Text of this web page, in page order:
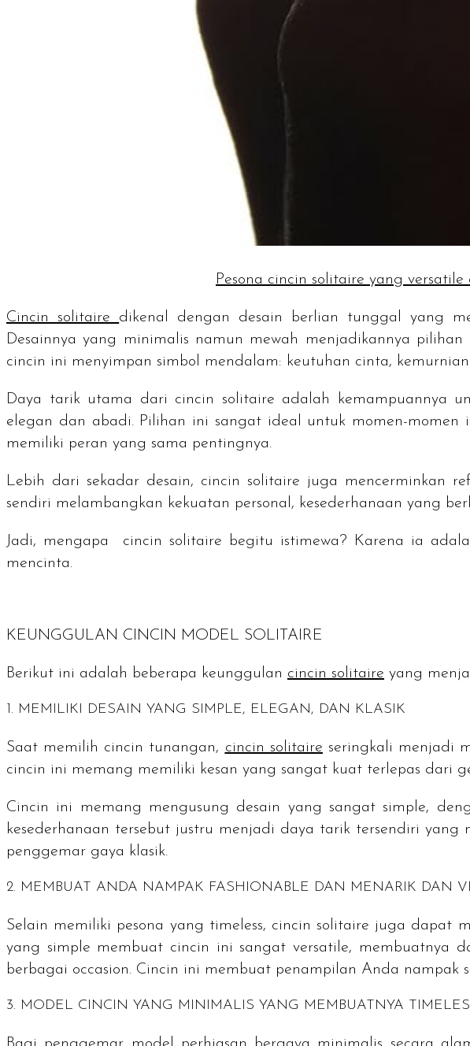
Pesona cincin solitaire yang
Cincin solitaire dikenal dengan desain berlian tunggal yang
Desainnya yang minimalis namun mewah menjadikannya
cincin ini menyimpan simbol mendalam: keutuhan cinta,
Daya tarik utama dari cincin solitaire adalah kemampuannya
elegan dan abadi. Pilihan ini sangat ideal untuk momen-
memiliki peran yang sama pentingnya.
Lebih dari sekadar desain, cincin solitaire juga mencerminkan
sendiri melambangkan kekuatan personal, kesederhanaan yang
Jadi, mengapa cincin solitaire begitu istimewa? Karena ia
mencinta.
KEUNGGULAN CINCIN MODEL SOLITAIRE
Berikut ini adalah beberapa keunggulan cincin solitaire yang
1. MEMILIKI DESAIN YANG SIMPLE, ELEGAN, DAN KLASIK
Saat memilih cincin tunangan, cincin solitaire seringkali menjadi
cincin ini memang memiliki kesan yang sangat kuat terlepas dari
Cincin ini memang mengusung desain yang sangat simple,
kesederhanaan tersebut justru menjadi daya tarik tersendiri
penggemar gaya klasik.
2. MEMBUAT ANDA NAMPAK FASHIONABLE DAN MENARIK DAN
Selain memiliki pesona yang timeless, cincin solitaire juga dapat
yang simple membuat cincin ini sangatversatile, membuatnya
berbagai occasion. Cincin ini membuat penampilan Anda nampak
3. MODEL CINCIN YANG MINIMALIS YANG MEMBUATNYA